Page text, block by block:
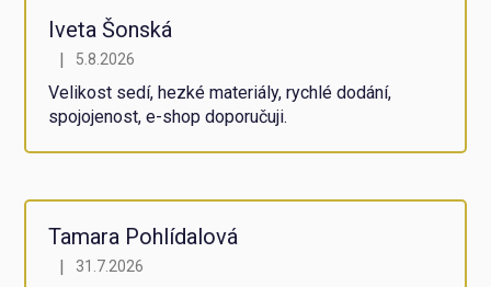
Iveta Šonská
Hodnocení obchodu je 5 z 5 hvězdiček.
| 5.8.2026
Velikost sedí, hezké materiály, rychlé dodání,
spojojenost, e-shop doporučuji.
Tamara Pohlídalová
Hodnocení obchodu je 5 z 5 hvězdiček.
| 31.7.2026